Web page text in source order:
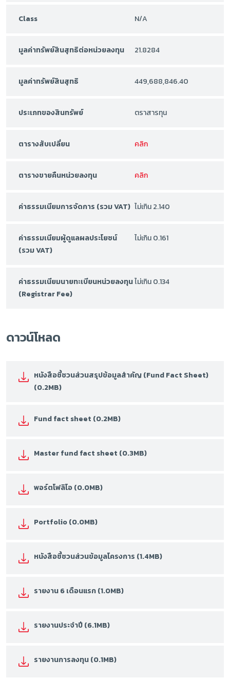
Class N/A
มูลค่าทรัพย์สินสุทธิต่อหน่วยลงทุน 21.8284
มูลค่าทรัพย์สินสุทธิ 449,688,846.40
ประเภทของสินทรัพย์ ตราสารทุน
ตารางสับเปลี่ยน คลิก
ตารางขายคืนหน่วยลงทุน คลิก
ค่าธรรมเนียมการจัดการ (รวม VAT) ไม่เกิน 2.140
ค่าธรรมเนียมผู้ดูแลผลประโยชน์
(รวม VAT)
ไม่เกิน 0.161
ค่าธรรมเนียมนายทะเบียนหน่วยลงทุน
(Registrar Fee)
ไม่เกิน 0.134
ดาวน์โหลด
หนังสือชี้ชวนส่วนสรุปข้อมูลสำคัญ (Fund Fact Sheet)
(0.2MB)
Fund fact sheet (0.2MB)
Master fund fact sheet (0.3MB)
พอร์ตโฟลิโอ (0.0MB)
Portfolio (0.0MB)
หนังสือชี้ชวนส่วนข้อมูลโครงการ (1.4MB)
รายงาน 6 เดือนแรก (1.0MB)
รายงานประจำปี (6.1MB)
รายงานการลงทุน (0.1MB)